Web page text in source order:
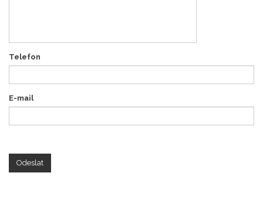
Telefon
E-mail
Odeslat